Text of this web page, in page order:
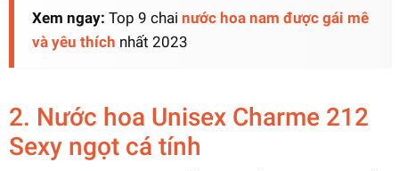
Xem ngay: Top 9 chai nước hoa nam được gái mê
và yêu thích nhất 2023
2. Nước hoa Unisex Charme 212
Sexy ngọt cá tính